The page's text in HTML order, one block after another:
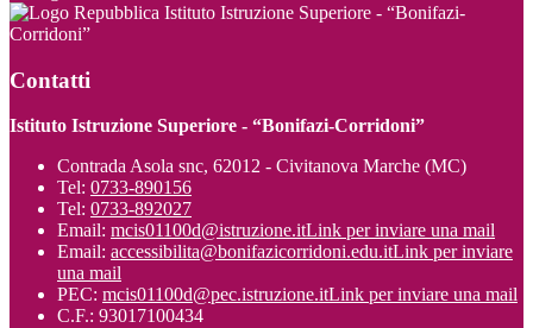
Istituto Istruzione Superiore - “Bonifazi-
Corridoni”
Contatti
Istituto Istruzione Superiore - “Bonifazi-Corridoni”
Contrada Asola snc, 62012 - Civitanova Marche (MC)
Tel: 0733-890156
Tel: 0733-892027
Email: mcis01100d@istruzione.itLink per inviare una mail
Email: accessibilita@bonifazicorridoni.edu.itLink per inviare
una mail
PEC: mcis01100d@pec.istruzione.itLink per inviare una mail
C.F.: 93017100434